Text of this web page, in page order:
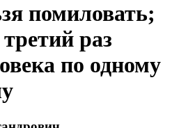
помиловать;
раз
по одному